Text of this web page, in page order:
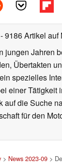
- 9186 Artikel
jungen Jahren
Übertakten
spezielles
einer
die Suche
für den
> News 2023-09>